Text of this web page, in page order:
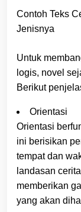
Contoh Teks
Jenisnya
Untuk
logis, novel
Berikut
Orientasi
Orientasi
ini berisikan
tempat dan
landasan
memberikan
yang akan